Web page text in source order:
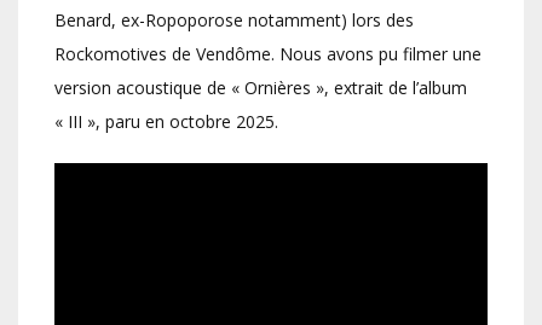
Benard, ex-Ropoporose notamment) lors des
Rockomotives de Vendôme. Nous avons pu filmer une
version acoustique de « Ornières », extrait de l’album
« III », paru en octobre 2025.